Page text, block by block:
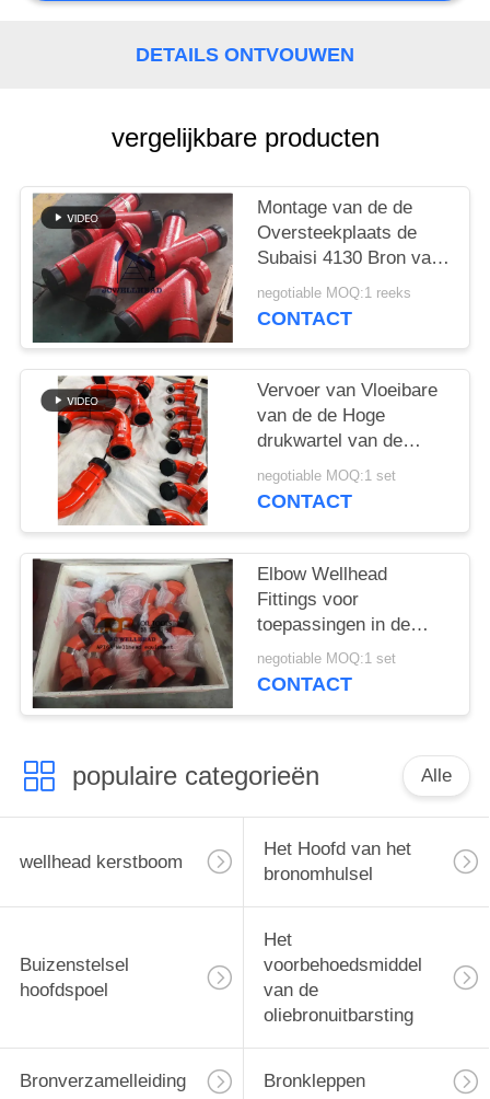
DETAILS ONTVOUWEN
vergelijkbare producten
Montage van de de
Oversteekplaats de
Subaisi 4130 Bron van
het elleboogt-stuk
negotiable MOQ:1 reeks
CONTACT
Vervoer van Vloeibare
van de de Hoge
drukwartel van de
Bronmontage de
Verbindingsstijl 50
negotiable MOQ:1 set
CONTACT
Elbow Wellhead
Fittings voor
toepassingen in de
olie- en gasindustrie
negotiable MOQ:1 set
CONTACT
populaire categorieën Alle
wellhead kerstboom
Het Hoofd van het
bronomhulsel
Buizenstelsel
hoofdspoel
Het
voorbehoedsmiddel
van de
oliebronuitbarsting
Bronverzamelleiding Bronkleppen